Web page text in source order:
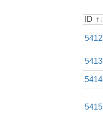
ID
5412
5413
5414
5415